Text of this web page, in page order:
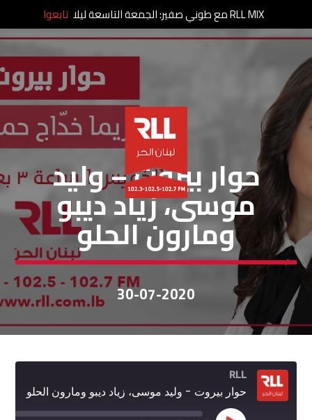
حوار بيروت
حوار بيروت – وليد
موسى، زياد ديبو
ومارون الحلو
30-07-2020
RLL
حوار بيروت - وليد موسى، زياد ديبو ومارون الحلو
RLL MIX مع طوني صفير: الجمعة التاسعة ليلا تابعوا